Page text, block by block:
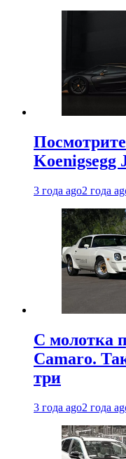
Koenigsegg
3 года ago2 года
С молотка
Camaro.
три
3 года ago2 года